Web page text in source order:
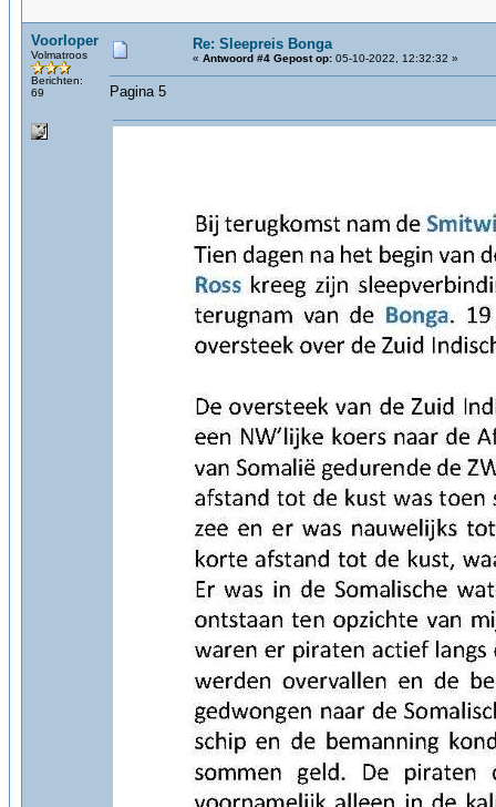
Voorloper
Volmatroos
Berichten:
69
Re: Sleepreis Bonga
« Antwoord #4 Gepost op: 05-10-2022, 12:32:32 »
Pagina 5